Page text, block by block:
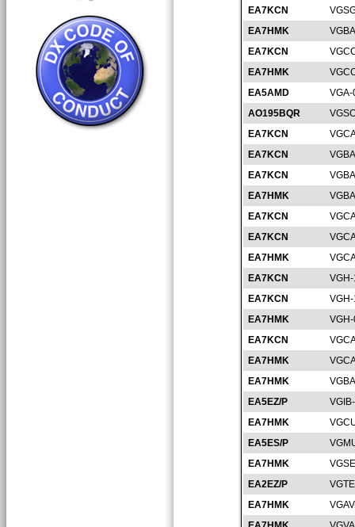
EA7KCN
EA7HMK
EA7KCN
EA7HMK
EA5AMD
AO195BQR
EA7KCN
EA7KCN
EA7KCN
EA7HMK
EA7KCN
EA7KCN
EA7HMK
EA7KCN
EA7KCN
EA7HMK
EA7KCN
EA7HMK
EA7HMK
EA5EZ/P
EA7HMK
EA5ES/P
EA7HMK
EA2EZ/P
EA7HMK